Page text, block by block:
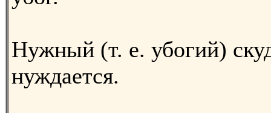
Нужный (т. е. убогий)
нуждается.